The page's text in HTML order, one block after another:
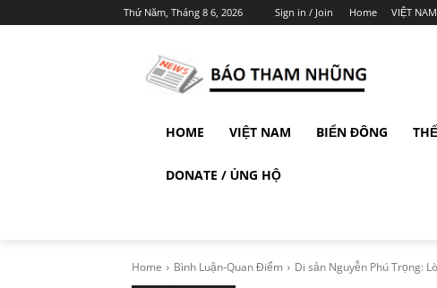
Thứ Năm, Tháng 8 6, 2026 Sign in / Join Home VIỆT NAM
HOME VIỆT NAM BIỂN ĐÔNG
DONATE / ỦNG HỘ
Home Bình Luận-Quan Điểm Di sản Nguyễn Phú Trọng: